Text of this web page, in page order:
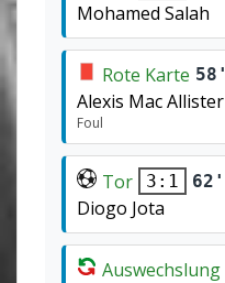
Mohamed Salah
Rote Karte 58'
Alexis Mac Allister
Foul
Tor 3:1 62'
Diogo Jota
Auswechslung